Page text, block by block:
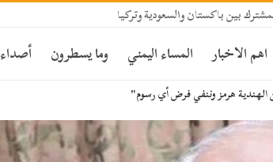
بين باكستان والسعودية وتركيا
اهم الاخبار المساء اليمني وما يسطرون أصداء
الهندية هرمز وننفي فرض أي رسوم"